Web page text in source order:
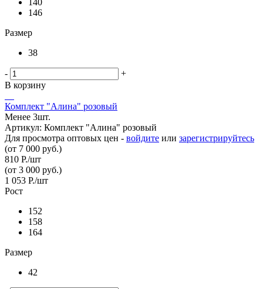
146
Размер
38
-
+
В корзину
Комплект "Алина" розовый
Менее 3шт.
Артикул: Комплект "Алина" розовый
Для просмотра оптовых цен - войдите или зарегистрируйтесь
(от 7 000 руб.)
810 Р./шт
(от 3 000 руб.)
1 053 Р./шт
Рост
152
158
164
Размер
42